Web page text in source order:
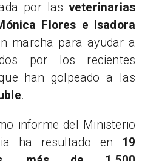
por lasveterinarias
Flores e Isadora
marcha para ayudar a
por los recientes
han golpeado a las
.
informe del Ministerio
ha resultado en 19